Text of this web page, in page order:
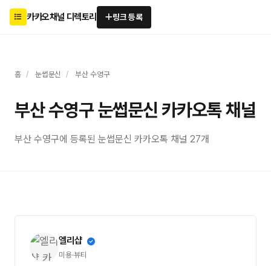
카카오채널 디렉토리 링크 등록
홈 / 눈썹문신 / 부산 수영구
부산 수영구 눈썹문신 카카오톡 채널
부산 수영구에 등록된 눈썹문신 카카오톡 채널 27개
엘리샵
미용·뷰티